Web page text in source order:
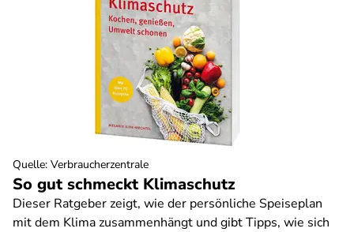
So gut schmeckt Klimaschutz
Dieser Ratgeber zeigt, wie der persönliche Speiseplan
mit dem Klima zusammenhängt und gibt Tipps, wie sich
Quelle: Verbraucherzentrale